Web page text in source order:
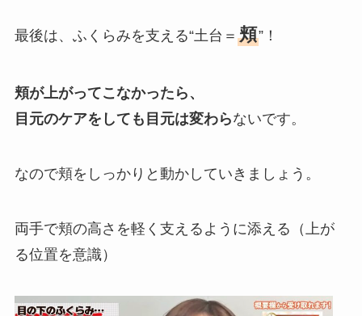
最後は、ふくらみを支える“土台＝ 頬”！
頬が上がってこなかったら、
目元のケアをしても目元は変わらないです。
なので頬をしっかりと動かしていきましょう。
両手で頬の高さを軽く支えるように添える（上が
る位置を意識）